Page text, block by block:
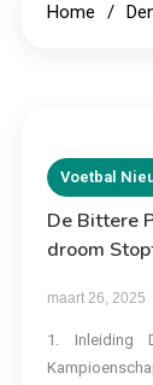
Home
Voetbal
De Bittere
droom
maart 26, 2025
1. Inleiding